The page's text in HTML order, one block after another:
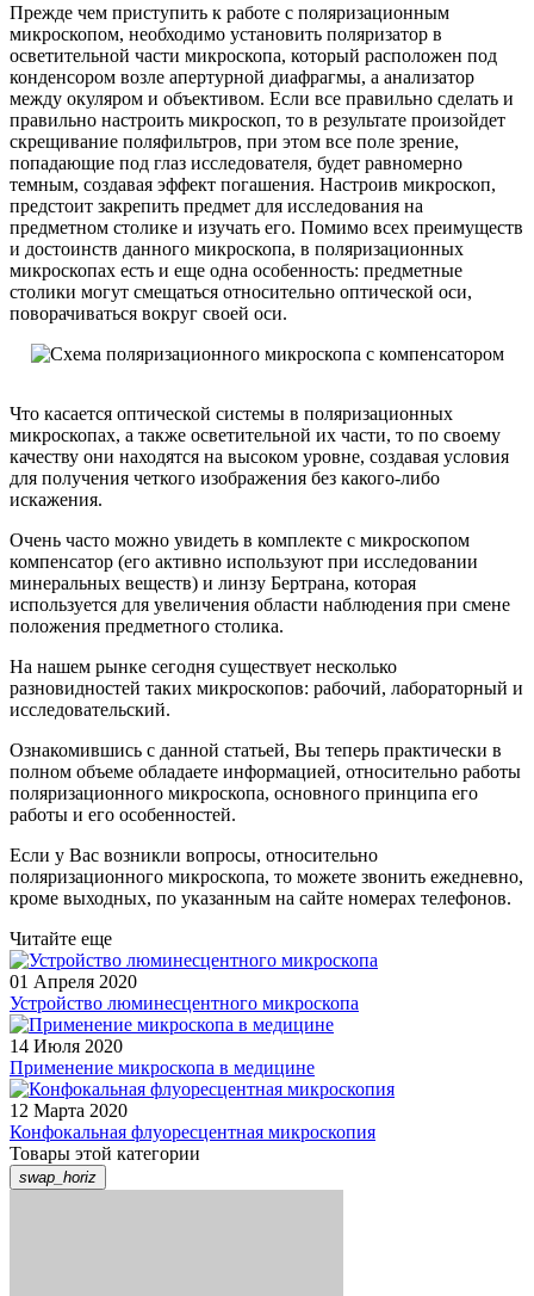
Прежде чем приступить к работе с поляризационным
микроскопом, необходимо установить поляризатор в
осветительной части микроскопа, который расположен под
конденсором возле апертурной диафрагмы, а анализатор
между окуляром и объективом. Если все правильно сделать и
правильно настроить микроскоп, то в результате произойдет
скрещивание поляфильтров, при этом все поле зрение,
попадающие под глаз исследователя, будет равномерно
темным, создавая эффект погашения. Настроив микроскоп,
предстоит закрепить предмет для исследования на
предметном столике и изучать его. Помимо всех преимуществ
и достоинств данного микроскопа, в поляризационных
микроскопах есть и еще одна особенность: предметные
столики могут смещаться относительно оптической оси,
поворачиваться вокруг своей оси.
Что касается оптической системы в поляризационных
микроскопах, а также осветительной их части, то по своему
качеству они находятся на высоком уровне, создавая условия
для получения четкого изображения без какого-либо
искажения.
Очень часто можно увидеть в комплекте с микроскопом
компенсатор (его активно используют при исследовании
минеральных веществ) и линзу Бертрана, которая
используется для увеличения области наблюдения при смене
положения предметного столика.
На нашем рынке сегодня существует несколько
разновидностей таких микроскопов: рабочий, лабораторный и
исследовательский.
Ознакомившись с данной статьей, Вы теперь практически в
полном объеме обладаете информацией, относительно работы
поляризационного микроскопа, основного принципа его
работы и его особенностей.
Если у Вас возникли вопросы, относительно
поляризационного микроскопа, то можете звонить ежедневно,
кроме выходных, по указанным на сайте номерах телефонов.
Читайте еще
01 Апреля 2020
Устройство люминесцентного микроскопа
14 Июля 2020
Применение микроскопа в медицине
12 Марта 2020
Конфокальная флуоресцентная микроскопия
Товары этой категории
swap_horiz